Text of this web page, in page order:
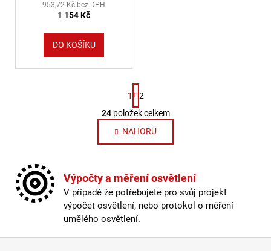
953,72 Kč bez DPH
1 154 Kč
DO KOŠÍKU
Ovládací prvky výpisu
Stránkování
1
2
24položek celkem
NAHORU
Výpočty a měření osvětlení
V případě že potřebujete pro svůj projekt
výpočet osvětlení, nebo protokol o měření
umělého osvětlení.